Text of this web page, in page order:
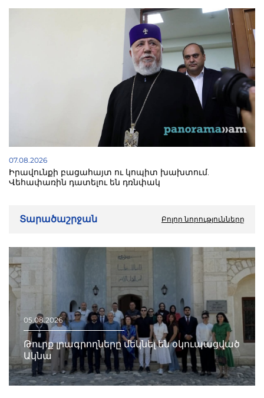
07.08.2026
Իրավունքի բացահայտ ու կոպիտ խախտում.
Վեհափառին դատելու են դռնփակ
Տարածաշրջան Բոլոր նորությունները
05.08.2026
Թուրք լրագրողները մեկնել են օկուպացված
Ակնա